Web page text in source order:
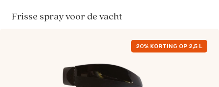
20% KORTING OP 2,5 L
Frisse spray voor de vacht